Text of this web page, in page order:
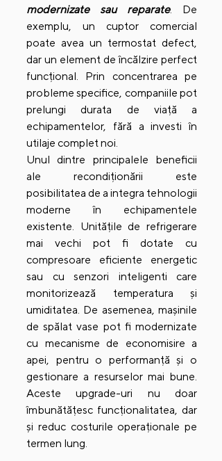
modernizate sau reparate. De
exemplu, un cuptor comercial
poate avea un termostat defect,
dar un element de încălzire perfect
funcțional. Prin concentrarea pe
probleme specifice, companiile pot
prelungi durata de viață a
echipamentelor, fără a investi în
utilaje complet noi.
Unul dintre principalele beneficii
ale recondiționării este
posibilitatea de a integra tehnologii
moderne în echipamentele
existente. Unitățile de refrigerare
mai vechi pot fi dotate cu
compresoare eficiente energetic
sau cu senzori inteligenti care
monitorizează temperatura și
umiditatea. De asemenea, mașinile
de spălat vase pot fi modernizate
cu mecanisme de economisire a
apei, pentru o performanță și o
gestionare a resurselor mai bune.
Aceste upgrade-uri nu doar
îmbunătățesc funcționalitatea, dar
și reduc costurile operaționale pe
termen lung.